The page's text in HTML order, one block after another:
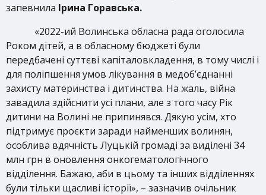
запевнила Ірина Горавська.
«2022-ий Волинська обласна рада оголосила
Роком дітей, а в обласному бюджеті були
передбачені суттєві капіталовкладення, в тому числі і
для поліпшення умов лікування в медоб’єднанні
захисту материнства і дитинства. На жаль, війна
завадила здійснити усі плани, але з того часу Рік
дитини на Волині не припинявся. Дякую усім, хто
підтримує проєкти заради найменших волинян,
особлива вдячність Луцькій громаді за виділені 34
млн грн в оновлення онкогематологічного
відділення. Бажаю, аби в цьому та інших відділеннях
були тільки щасливі історії», – зазначив очільник